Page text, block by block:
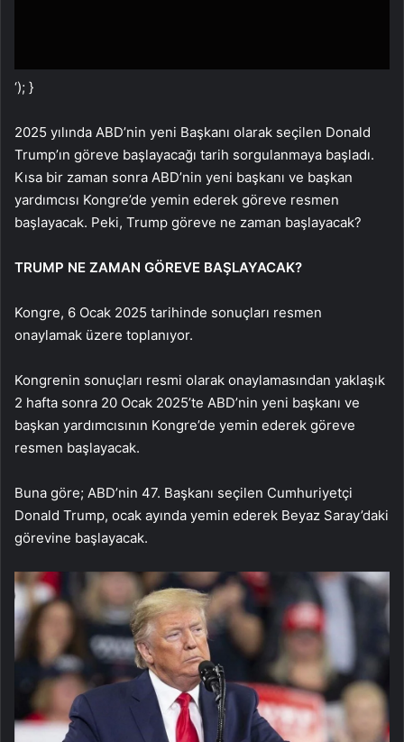
‘); }
2025 yılında ABD’nin yeni Başkanı olarak seçilen Donald
Trump’ın göreve başlayacağı tarih sorgulanmaya başladı.
Kısa bir zaman sonra ABD’nin yeni başkanı ve başkan
yardımcısı Kongre’de yemin ederek göreve resmen
başlayacak. Peki, Trump göreve ne zaman başlayacak?
TRUMP NE ZAMAN GÖREVE BAŞLAYACAK?
Kongre, 6 Ocak 2025 tarihinde sonuçları resmen
onaylamak üzere toplanıyor.
Kongrenin sonuçları resmi olarak onaylamasından yaklaşık
2 hafta sonra 20 Ocak 2025’te ABD’nin yeni başkanı ve
başkan yardımcısının Kongre’de yemin ederek göreve
resmen başlayacak.
Buna göre; ABD’nin 47. Başkanı seçilen Cumhuriyetçi
Donald Trump, ocak ayında yemin ederek Beyaz Saray’daki
görevine başlayacak.